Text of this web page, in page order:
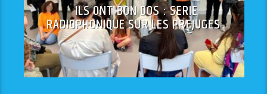
ILS ONT BON DOS : SERIE
RADIOPHONIQUE SUR LES PREJUGES